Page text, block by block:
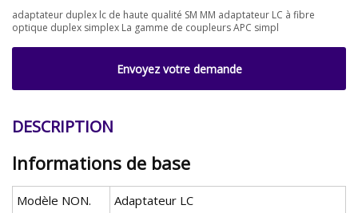
adaptateur duplex lc de haute qualité SM MM adaptateur LC à fibre
optique duplex simplex La gamme de coupleurs APC simpl
Envoyez votre demande
DESCRIPTION
Informations de base
Modèle NON.
Adaptateur LC